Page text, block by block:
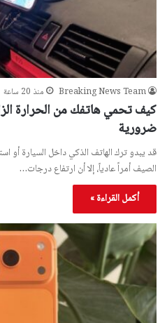
Breaking News Team منذ 20 ساعة
كيف تحمي هاتفك من الحرارة
ضرورية
قد يبدو ترك الهاتف الذكي داخل السيارة
الصيف أمراً عادياً، إلا أن ارتفاع درجات…
أكمل القراءة »